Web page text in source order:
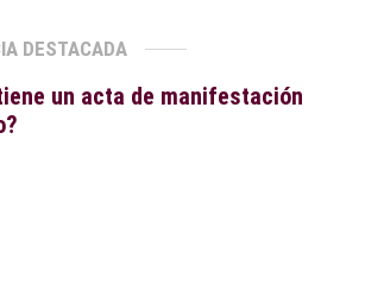
DESTACADA
un acta de manifestación